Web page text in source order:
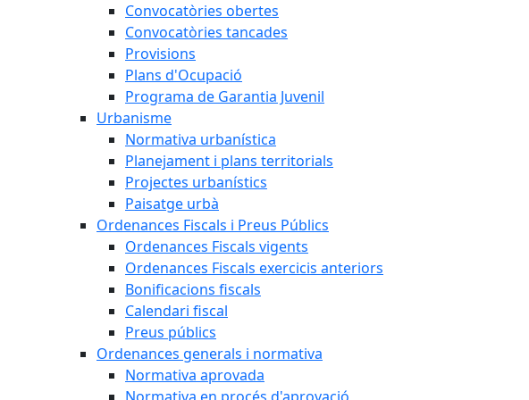
Convocatòries obertes
Convocatòries tancades
Provisions
Plans d'Ocupació
Programa de Garantia Juvenil
Urbanisme
Normativa urbanística
Planejament i plans territorials
Projectes urbanístics
Paisatge urbà
Ordenances Fiscals i Preus Públics
Ordenances Fiscals vigents
Ordenances Fiscals exercicis anteriors
Bonificacions fiscals
Calendari fiscal
Preus públics
Ordenances generals i normativa
Normativa aprovada